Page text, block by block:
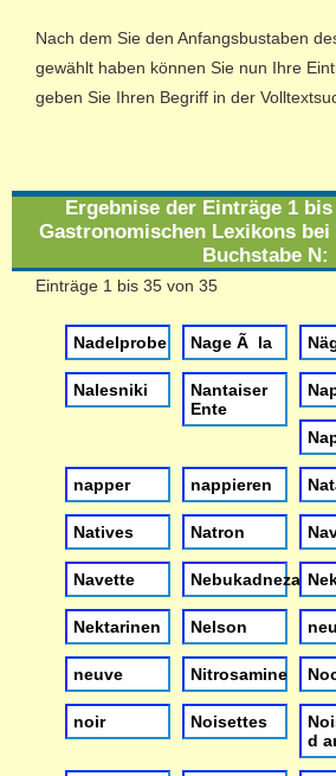
Nach dem Sie den Anfangsbustaben
gewählt haben können Sie nun Ihre
geben Sie Ihren Begriff in der
Ergebnise der Einträge 1
Gastronomischen Lexikons
Buchstabe N :
Einträge 1 bis 35 von 35
Nadelprobe Nage Ã la
Nalesniki
Nantaiser
Ente
napper nappieren
Natives Natron
Navette Nebukadnezar
Nektarinen Nelson
neuve Nitrosamine
noir Noisettes
d